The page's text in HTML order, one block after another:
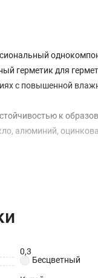
герметик для
с повышенной
к
алюминий,
0,3
Бесцветный